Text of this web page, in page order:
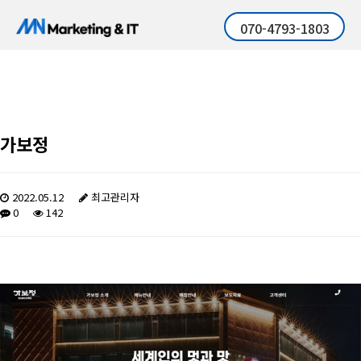
070-4793-1803
가보정
2022.05.12
최고관리자
0
142